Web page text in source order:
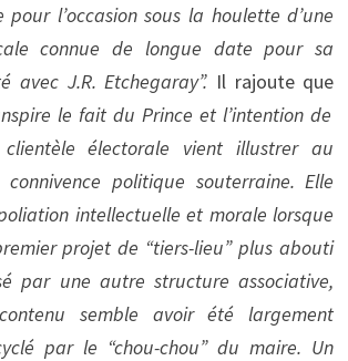
l’occasion sous la houlette d’une
connue de longue date pour sa
avec J.R. Etchegaray”. Il rajoute que
le fait du Prince et l’intention de
clientèle électorale vient illustrer au
politique souterraine. Elle
intellectuelle et morale lorsque
projet de “tiers-lieu” plus abouti
par une autre structure associative,
semble avoir été largement
par le “chou-chou” du maire. Un